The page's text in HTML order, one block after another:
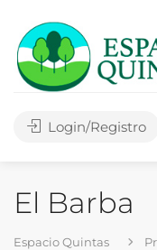
Login/Registro
El Barba
Espacio Quintas